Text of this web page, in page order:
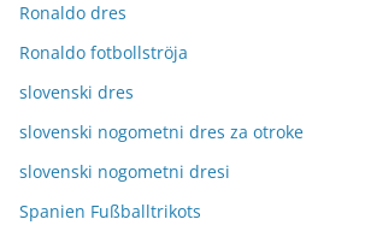
Ronaldo dres
Ronaldo fotbollströja
slovenski dres
slovenski nogometni dres za otroke
slovenski nogometni dresi
Spanien Fußballtrikots